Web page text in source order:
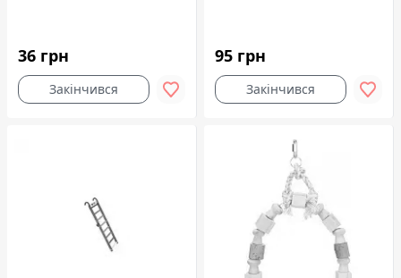
36 грн
Закінчився
95 грн
Закінчився